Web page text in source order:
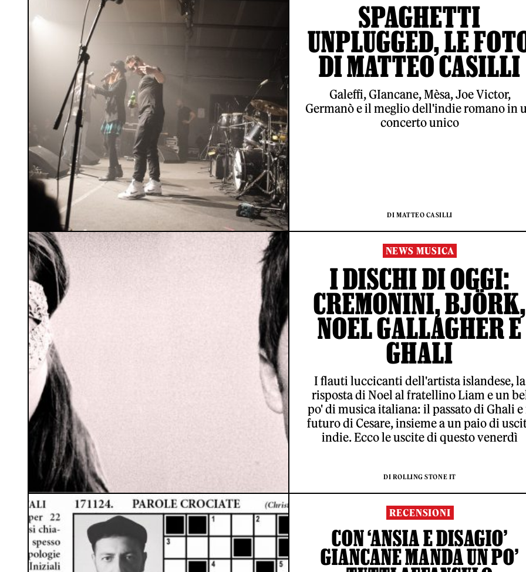
SPAGHETTI
UNPLUGGED, LE
DI MATTEO CASILLI
Galeffi, GIancane, Mèsa, Joe Victor,
Germanò e il meglio dell'indie romano in
concerto unico
DI MATTEO CASILLI
NEWS MUSICA
I DISCHI DI OGGI:
CREMONINI, BJÖRK,
NOEL GALLAGHER E
GHALI
I flauti luccicanti dell'artista islandese, la
risposta di Noel al fratellino Liam e un
po' di musica italiana: il passato di Ghali
futuro di Cesare, insieme a un paio di
indie. Ecco le uscite di questo venerdì
DI ROLLING STONE IT
RECENSIONI
CON ‘ANSIA E DISAGIO’
GIANCANE MANDA UN PO’